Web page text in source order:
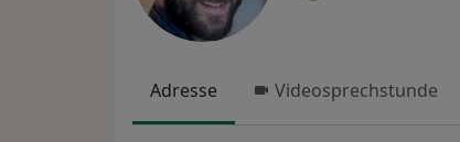
Adresse Videosprechstunde